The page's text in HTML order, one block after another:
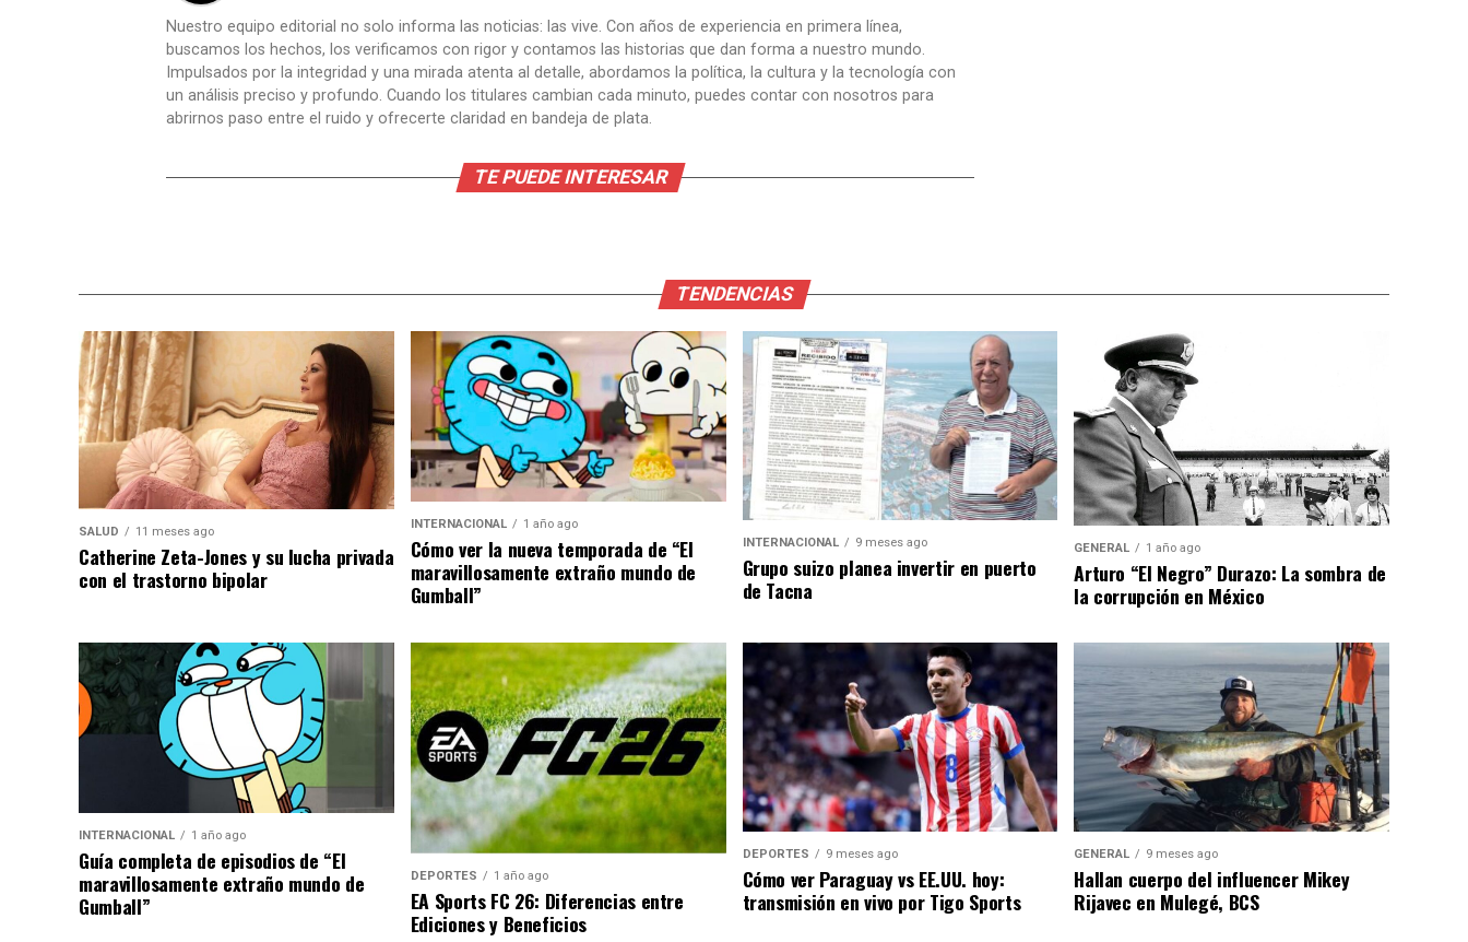
Nuestro equipo editorial no solo informa las noticias: las vive. Con años de experiencia en primera línea,
buscamos los hechos, los verificamos con rigor y contamos las historias que dan forma a nuestro mundo.
Impulsados por la integridad y una mirada atenta al detalle, abordamos la política, la cultura y la tecnología con
un análisis preciso y profundo. Cuando los titulares cambian cada minuto, puedes contar con nosotros para
abrirnos paso entre el ruido y ofrecerte claridad en bandeja de plata.
TE PUEDE INTERESAR
TENDENCIAS
SALUD 11 meses ago
Catherine Zeta-Jones y su lucha privada
con el trastorno bipolar
INTERNACIONAL 1 año ago
Cómo ver la nueva temporada de “El
maravillosamente extraño mundo de
Gumball”
INTERNACIONAL 9 meses ago
Grupo suizo planea invertir en puerto
de Tacna
GENERAL 1 año ago
Arturo “El Negro” Durazo: La sombra de
la corrupción en México
INTERNACIONAL 1 año ago
Guía completa de episodios de “El
maravillosamente extraño mundo de
Gumball”
DEPORTES 1 año ago
EA Sports FC 26: Diferencias entre
Ediciones y Beneficios
DEPORTES 9 meses ago
Cómo ver Paraguay vs EE.UU. hoy:
transmisión en vivo por Tigo Sports
GENERAL 9 meses ago
Hallan cuerpo del influencer Mikey
Rijavec en Mulegé, BCS